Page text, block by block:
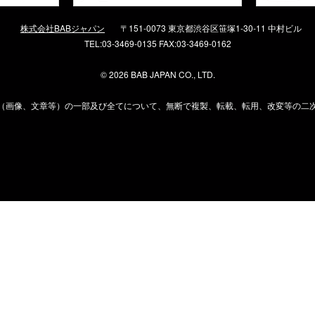
株式会社BABジャパン
〒151-0073 東京都渋谷区笹塚1-30-11 中村ビル
TEL:03-3469-0135 FAX:03-3469-0162
©2026 BAB JAPAN CO., LTD.
画像、文章等）の一部及び全てについて、無断で複製、転載、転用、改変等の二